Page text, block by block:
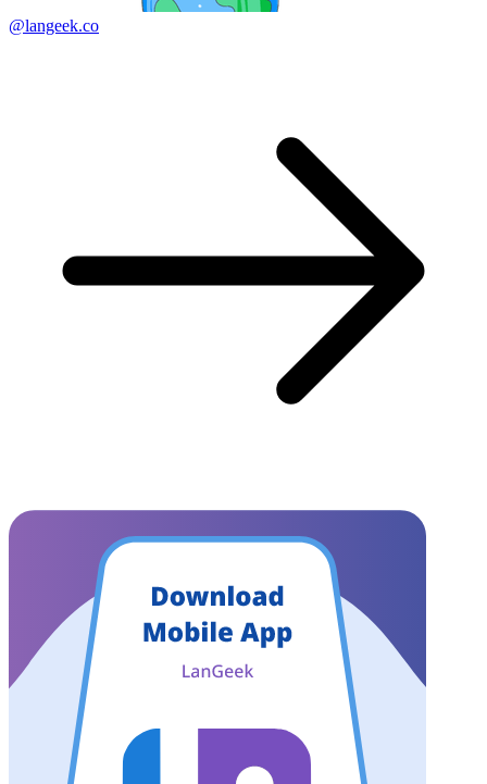
@langeek.co